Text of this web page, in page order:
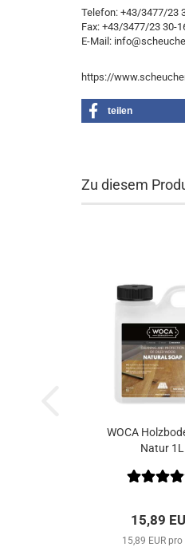
Telefon: +43/3477/23
Fax: +43/3477/23 30-
E-Mail:
https://
teilen
Zu diesem
WOCA
Natur 1L
15,89
15,89 EUR pro